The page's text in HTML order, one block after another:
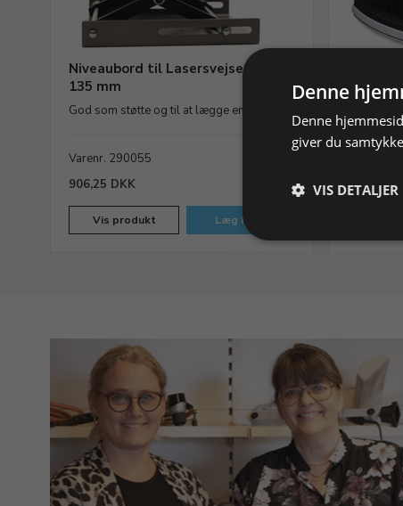
Niveaubord til Lasersvejser, 150 x
135 mm
God som støtte og til at lægge emner på
Varenr. 290055
906,25 DKK
Vis produkt Læg i kurv
90 W, 40
Denne
Denne
giver du
VIS DETALJER